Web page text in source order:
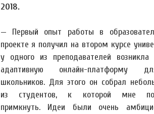
2018.
— Первый опыт работы в
проекте я получил на втором курсе
у одного из преподавателей
адаптивную онлайн-платформу
школьников. Для этого он собрал
из студентов, к которой мне
примкнуть. Идеи были очень